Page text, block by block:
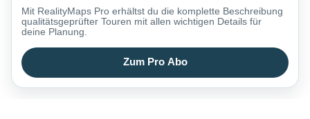
Mit RealityMaps Pro erhältst du die komplette Beschreibung
qualitätsgeprüfter Touren mit allen wichtigen Details für
deine Planung.
Zum Pro Abo